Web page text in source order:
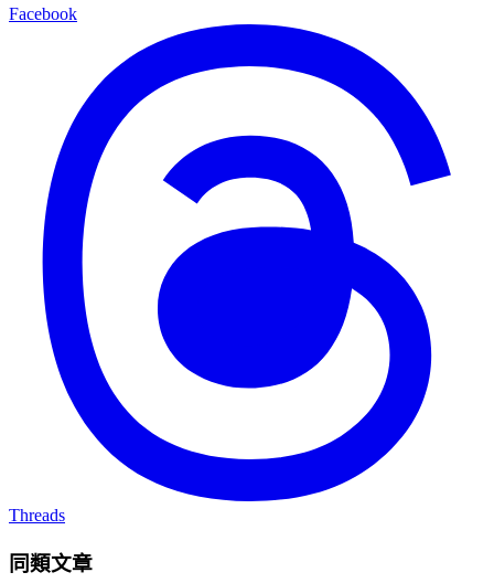
Facebook
Threads
同類文章